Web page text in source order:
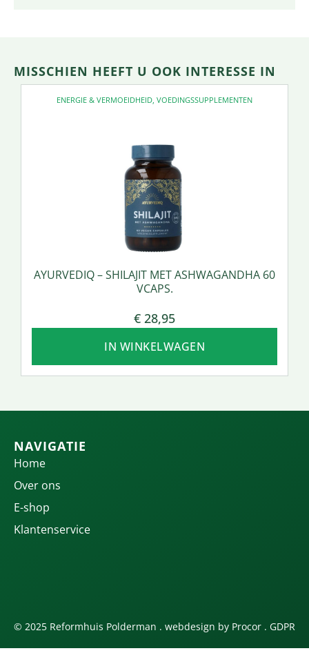
MISSCHIEN HEEFT U OOK INTERESSE IN
ENERGIE & VERMOEIDHEID, VOEDINGSSUPPLEMENTEN
AYURVEDIQ – SHILAJIT MET ASHWAGANDHA 60
VCAPS.
€ 28,95
IN WINKELWAGEN
NAVIGATIE
Home
Over ons
E-shop
Klantenservice
© 2025 Reformhuis Polderman . webdesign by Procor . GDPR